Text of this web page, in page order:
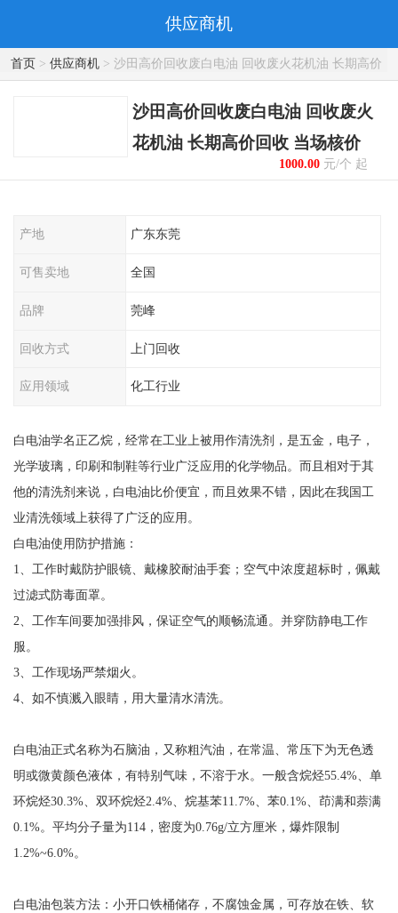
供应商机
首页> 供应商机> 沙田高价回收废白电油 回收废火花机油 长期高价
回收 当场核价
沙田高价回收废白电油 回收废火
花机油 长期高价回收 当场核价
1000.00元/个 起
产地 广东东莞
可售卖地 全国
品牌 莞峰
回收方式 上门回收
应用领域 化工行业
白电油学名正乙烷，经常在工业上被用作清洗剂，是五金，电子，
光学玻璃，印刷和制鞋等行业广泛应用的化学物品。而且相对于其
他的清洗剂来说，白电油比价便宜，而且效果不错，因此在我国工
业清洗领域上获得了广泛的应用。
白电油使用防护措施：
1、工作时戴防护眼镜、戴橡胶耐油手套；空气中浓度超标时，佩戴
过滤式防毒面罩。
2、工作车间要加强排风，保证空气的顺畅流通。并穿防静电工作
服。
3、工作现场严禁烟火。
4、如不慎溅入眼睛，用大量清水清洗。
白电油正式名称为石脑油，又称粗汽油，在常温、常压下为无色透
明或微黄颜色液体，有特别气味，不溶于水。一般含烷烃55.4%、单
环烷烃30.3%、双环烷烃2.4%、烷基苯11.7%、苯0.1%、茚满和萘满
0.1%。平均分子量为114，密度为0.76g/立方厘米，爆炸限制
1.2%~6.0%。
白电油包装方法：小开口铁桶储存，不腐蚀金属，可存放在铁、软